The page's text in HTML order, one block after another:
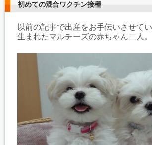
初めての混合ワクチン接種
以前の記事で出産をお手伝いさせて
生まれたマルチーズの赤ちゃん二人。